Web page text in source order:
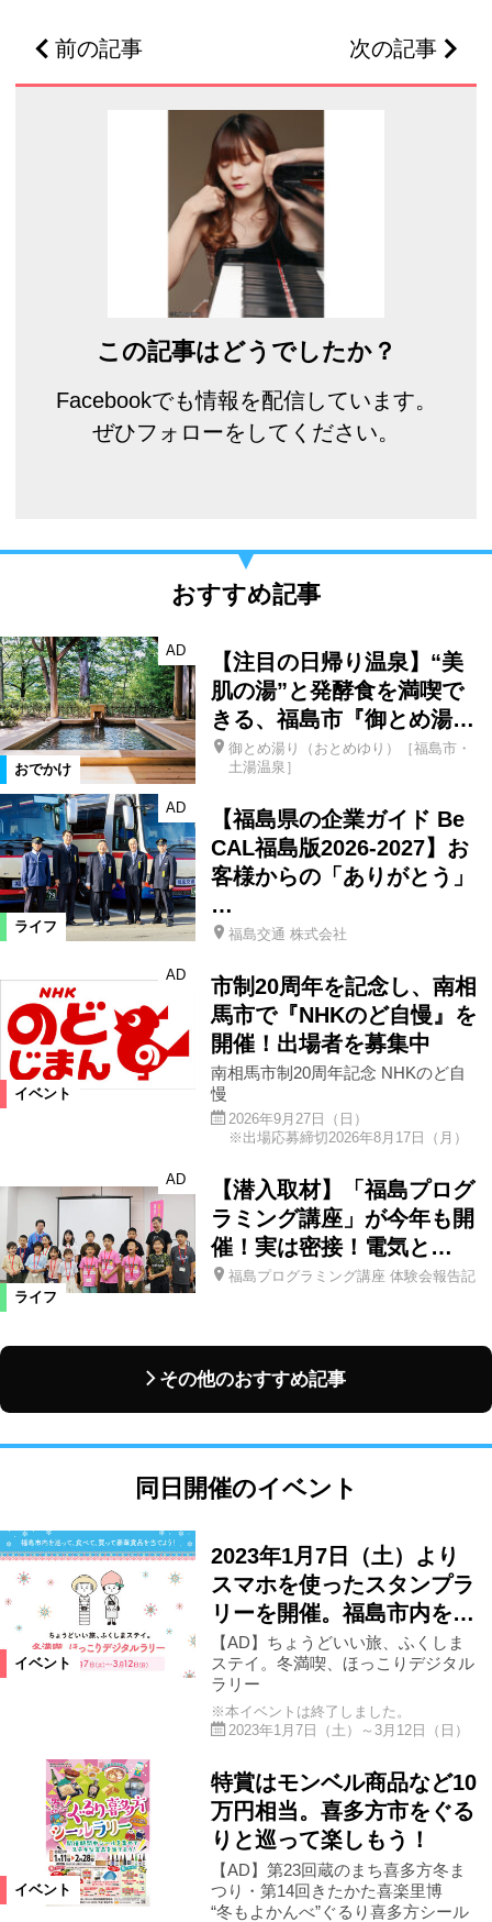
前の記事 次の記事
この記事はどうでしたか？
Facebookでも情報を配信しています。
ぜひフォローをしてください。
おすすめ記事
おでかけ
AD
【注目の日帰り温泉】“美
肌の湯”と発酵食を満喫で
きる、福島市『御とめ湯…
御とめ湯り（おとめゆり）［福島市・
土湯温泉］
ライフ
AD
【福島県の企業ガイド Be
CAL福島版2026-2027】お
客様からの「ありがとう」
…
福島交通 株式会社
イベント
AD
市制20周年を記念し、南相
馬市で『NHKのど自慢』を
開催！出場者を募集中
南相馬市制20周年記念 NHKのど自
慢
2026年9月27日（日）
※出場応募締切2026年8月17日（月）
ライフ
AD
【潜入取材】「福島プログ
ラミング講座」が今年も開
催！実は密接！電気と…
福島プログラミング講座 体験会報告記
その他のおすすめ記事
同日開催のイベント
イベント
2023年1月7日（土）より
スマホを使ったスタンプラ
リーを開催。福島市内を…
【AD】ちょうどいい旅、ふくしま
ステイ。冬満喫、ほっこりデジタル
ラリー
※本イベントは終了しました。
2023年1月7日（土）～3月12日（日）
イベント
特賞はモンベル商品など10
万円相当。喜多方市をぐる
りと巡って楽しもう！
【AD】第23回蔵のまち喜多方冬ま
つり・第14回きたかた喜楽里博
“冬もよかんべ”ぐるり喜多方シール